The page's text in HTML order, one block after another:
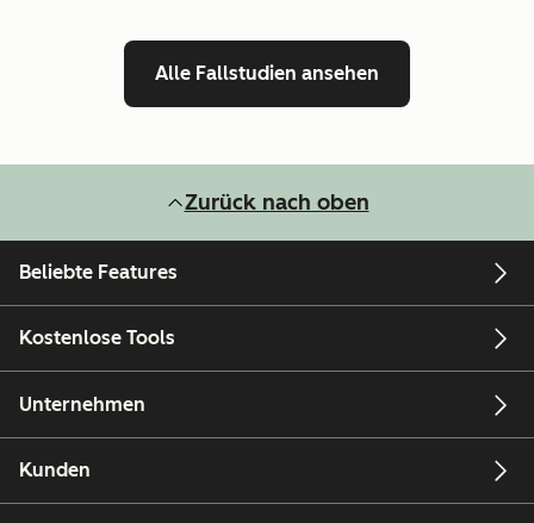
Alle Fallstudien ansehen
Zurück nach oben
Beliebte Features
Kostenlose Tools
Unternehmen
Kunden